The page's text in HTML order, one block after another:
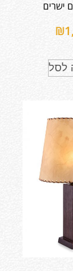
ישרים
₪
לסל